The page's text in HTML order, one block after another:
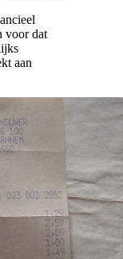
voor dat
aan